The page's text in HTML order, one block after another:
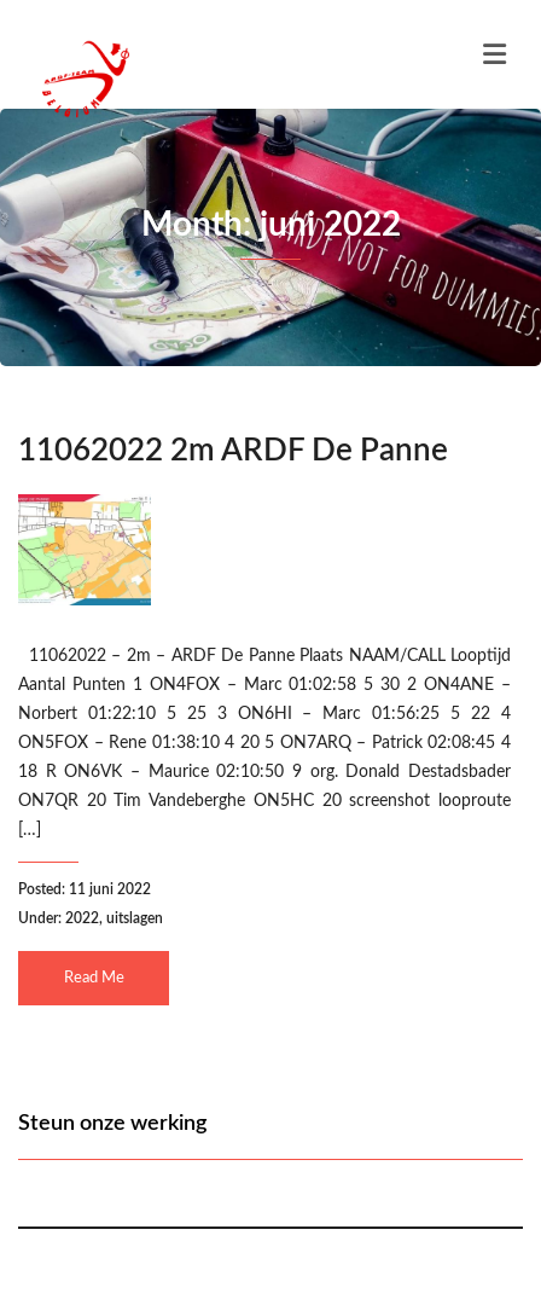
Month: juni 2022
11062022 2m ARDF De Panne
11062022 – 2m – ARDF De Panne Plaats NAAM/CALL Looptijd
Aantal Punten 1 ON4FOX – Marc 01:02:58 5 30 2 ON4ANE –
Norbert 01:22:10 5 25 3 ON6HI – Marc 01:56:25 5 22 4
ON5FOX – Rene 01:38:10 4 20 5 ON7ARQ – Patrick 02:08:45 4
18 R ON6VK – Maurice 02:10:50 9 org. Donald Destadsbader
ON7QR 20 Tim Vandeberghe ON5HC 20 screenshot looproute
[…]
Posted: 11 juni 2022
Under: 2022, uitslagen
Read Me
Steun onze werking